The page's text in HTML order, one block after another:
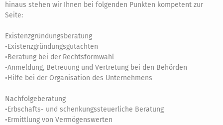
hinaus stehen wir Ihnen bei folgenden Punkten kompetent zur
Seite:
Existenzgründungsberatung
•Existenzgründungsgutachten
•Beratung bei der Rechtsformwahl
•Anmeldung, Betreuung und Vertretung bei den Behörden
•Hilfe bei der Organisation des Unternehmens
Nachfolgeberatung
•Erbschafts- und schenkungssteuerliche Beratung
•Ermittlung von Vermögenswerten